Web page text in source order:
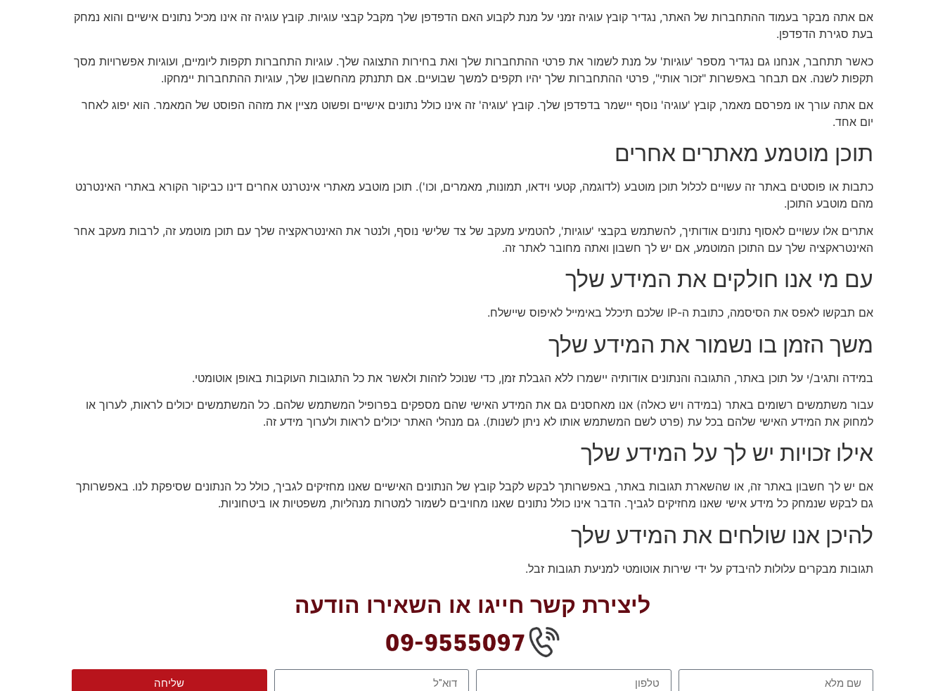
אם אתה מבקר בעמוד ההתחברות של האתר, נגדיר קובץ עוגיה זמני על מנת לקבוע האם הדפדפן שלך מקבל קבצי עוגיות. קובץ עוגיה זה אינו מכיל נתונים אישיים והוא נמחק
בעת סגירת הדפדפן.
כאשר תתחבר, אנחנו גם נגדיר מספר 'עוגיות' על מנת לשמור את פרטי ההתחברות שלך ואת בחירות התצוגה שלך. עוגיות התחברות תקפות ליומיים, ועוגיות אפשרויות מסך
תקפות לשנה. אם תבחר באפשרות "זכור אותי", פרטי ההתחברות שלך יהיו תקפים למשך שבועיים. אם תתנתק מהחשבון שלך, עוגיות ההתחברות יימחקו.
אם אתה עורך או מפרסם מאמר, קובץ 'עוגיה' נוסף יישמר בדפדפן שלך. קובץ 'עוגיה' זה אינו כולל נתונים אישיים ופשוט מציין את מזהה הפוסט של המאמר. הוא יפוג לאחר
יום אחד.
תוכן מוטמע מאתרים אחרים
כתבות או פוסטים באתר זה עשויים לכלול תוכן מוטבע (לדוגמה, קטעי וידאו, תמונות, מאמרים, וכו'). תוכן מוטבע מאתרי אינטרנט אחרים דינו כביקור הקורא באתרי האינטרנט
מהם מוטבע התוכן.
אתרים אלו עשויים לאסוף נתונים אודותיך, להשתמש בקבצי 'עוגיות', להטמיע מעקב של צד שלישי נוסף, ולנטר את האינטראקציה שלך עם תוכן מוטמע זה, לרבות מעקב אחר
האינטראקציה שלך עם התוכן המוטמע, אם יש לך חשבון ואתה מחובר לאתר זה.
עם מי אנו חולקים את המידע שלך
אם תבקשו לאפס את הסיסמה, כתובת ה-IP שלכם תיכלל באימייל לאיפוס שיישלח.
משך הזמן בו נשמור את המידע שלך
במידה ותגיב/י על תוכן באתר, התגובה והנתונים אודותיה יישמרו ללא הגבלת זמן, כדי שנוכל לזהות ולאשר את כל התגובות העוקבות באופן אוטומטי.
עבור משתמשים רשומים באתר (במידה ויש כאלה) אנו מאחסנים גם את המידע האישי שהם מספקים בפרופיל המשתמש שלהם. כל המשתמשים יכולים לראות, לערוך או
למחוק את המידע האישי שלהם בכל עת (פרט לשם המשתמש אותו לא ניתן לשנות). גם מנהלי האתר יכולים לראות ולערוך מידע זה.
אילו זכויות יש לך על המידע שלך
אם יש לך חשבון באתר זה, או שהשארת תגובות באתר, באפשרותך לבקש לקבל קובץ של הנתונים האישיים שאנו מחזיקים לגביך, כולל כל הנתונים שסיפקת לנו. באפשרותך
גם לבקש שנמחק כל מידע אישי שאנו מחזיקים לגביך. הדבר אינו כולל נתונים שאנו מחויבים לשמור למטרות מנהליות, משפטיות או ביטחוניות.
להיכן אנו שולחים את המידע שלך
תגובות מבקרים עלולות להיבדק על ידי שירות אוטומטי למניעת תגובות זבל.
ליצירת קשר חייגו או השאירו הודעה
שליחה